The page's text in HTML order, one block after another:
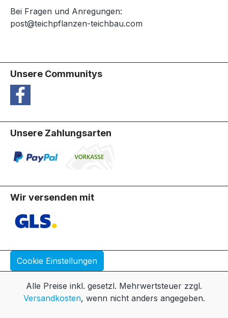
Bei Fragen und Anregungen:
post@teichpflanzen-teichbau.com
Unsere Communitys
Unsere Zahlungsarten
Wir versenden mit
Cookie Einstellungen
Alle Preise inkl. gesetzl. Mehrwertsteuer zzgl.
Versandkosten, wenn nicht anders angegeben.